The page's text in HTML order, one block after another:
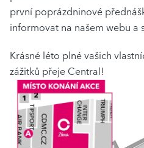
první poprázdninové
informovat na našem webu a
Krásné léto plné vašich
zážitků přeje Central!